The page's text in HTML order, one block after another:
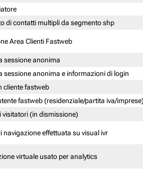
di contatti multipli da segmento shp
Area Clienti Fastweb
sessione anonima
sessione anonima e informazioni di login
cliente fastweb
fastweb (residenziale/partita iva/
visitatori (in dismissione)
navigazione effettuata su visual ivr
virtuale usato per analytics